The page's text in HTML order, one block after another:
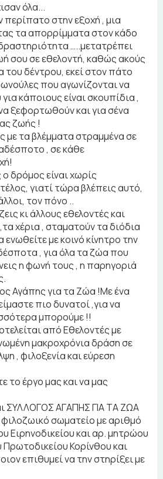
όλα...
περίπατο στην εξοχή , μια
τα απορρίμματα στον κάδο
…..μετατρέπει
σου σε εθελοντή, καθώς ακούς
του δέντρου, εκεί στον πάτο
που αγωνίζονται να
κάποιους είναι σκουπίδια ,
ξεφορτωθούν και για σένα
ζωής !
με τα βλέμματα στραμμένα σε
, σε κάθε
ο δρόμος είναι χωρίς
γιατί τώρα βλέπεις αυτό,
τον πόνο ..
κι άλλους εθελοντές και
χέρια , σταματούν τα διόδια
με κοινό κίνητρο την
, για όλα τα ζώα που
η φωνή τους , η παρηγοριά
Αγάπης για τα Ζώα !Με ένα
πιο δυνατοί ,για να
μπορούμε !!
από Εθελοντές με
μακροχρόνια δράση σε
, φιλοξενία και εύρεση
το έργο μας και να μας
ΣΥΛΛΟΓΟΣ ΑΓΑΠΗΣ ΓΙΑ ΤΑ ΖΩΑ
σωματείο με αριθμό
Ειρηνοδικείου και αρ. μητρώου
Κορίνθου και
επιθυμεί να την στηρίξει με